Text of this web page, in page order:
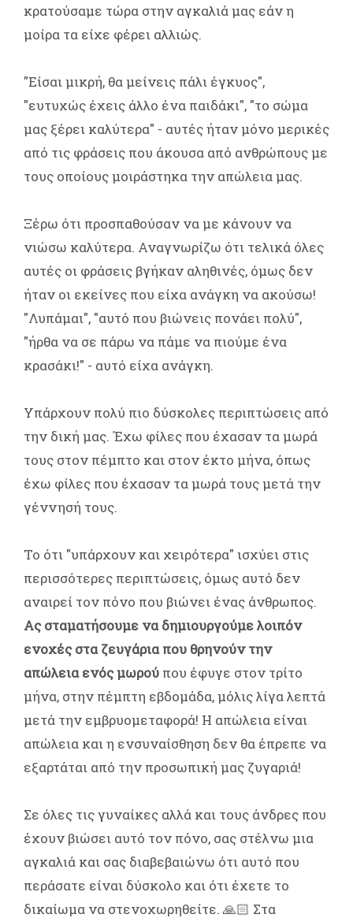
κρατούσαμε τώρα στην αγκαλιά μας εάν η
μοίρα τα είχε φέρει αλλιώς.
"Είσαι μικρή, θα μείνεις πάλι έγκυος",
"ευτυχώς έχεις άλλο ένα παιδάκι", "το σώμα
μας ξέρει καλύτερα" - αυτές ήταν μόνο μερικές
από τις φράσεις που άκουσα από ανθρώπους με
τους οποίους μοιράστηκα την απώλεια μας.
Ξέρω ότι προσπαθούσαν να με κάνουν να
νιώσω καλύτερα. Αναγνωρίζω ότι τελικά όλες
αυτές οι φράσεις βγήκαν αληθινές, όμως δεν
ήταν οι εκείνες που είχα ανάγκη να ακούσω!
"Λυπάμαι", "αυτό που βιώνεις πονάει πολύ",
"ήρθα να σε πάρω να πάμε να πιούμε ένα
κρασάκι!" - αυτό είχα ανάγκη.
Υπάρχουν πολύ πιο δύσκολες περιπτώσεις από
την δική μας. Έχω φίλες που έχασαν τα μωρά
τους στον πέμπτο και στον έκτο μήνα, όπως
έχω φίλες που έχασαν τα μωρά τους μετά την
γέννησή τους.
Το ότι "υπάρχουν και χειρότερα" ισχύει στις
περισσότερες περιπτώσεις, όμως αυτό δεν
αναιρεί τον πόνο που βιώνει ένας άνθρωπος.
Ας σταματήσουμε να δημιουργούμε λοιπόν
ενοχές στα ζευγάρια που θρηνούν την
απώλεια ενός μωρού που έφυγε στον τρίτο
μήνα, στην πέμπτη εβδομάδα, μόλις λίγα λεπτά
μετά την εμβρυομεταφορά! Η απώλεια είναι
απώλεια και η ενσυναίσθηση δεν θα έπρεπε να
εξαρτάται από την προσωπική μας ζυγαριά!
Σε όλες τις γυναίκες αλλά και τους άνδρες που
έχουν βιώσει αυτό τον πόνο, σας στέλνω μια
αγκαλιά και σας διαβεβαιώνω ότι αυτό που
περάσατε είναι δύσκολο και ότι έχετε το
δικαίωμα να στενοχωρηθείτε. 🙏🏻 Στα